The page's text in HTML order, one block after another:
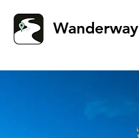
Wanderway